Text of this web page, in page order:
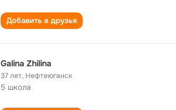
Добавить в друзья
Galina Zhilina
37 лет, Нефтеюганск
5 школа